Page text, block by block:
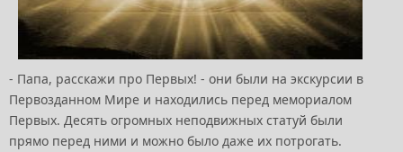
- Папа, расскажи про Первых! - они были на экскурсии в
Первозданном Мире и находились перед мемориалом
Первых. Десять огромных неподвижных статуй были
прямо перед ними и можно было даже их потрогать.